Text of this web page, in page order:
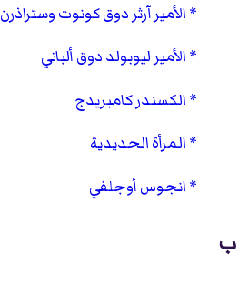
الأمير آرثر دوق كونوت وستراذرن
الأمير ليوبولد دوق ألباني
الكسندر كامبريدج
المرأة الحديدية
انجوس أوجلفي
ب